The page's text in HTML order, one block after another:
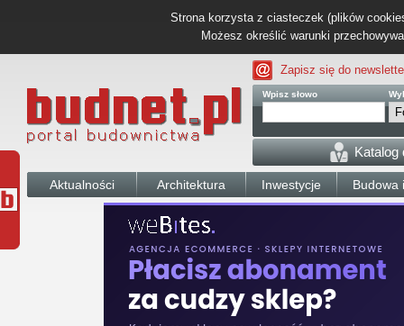
Strona korzysta z ciasteczek (plików
Możesz określić warunki
Zapisz się do
Wpisz słowo
Katalog
Aktualności Architektura Inwestycje Budowa